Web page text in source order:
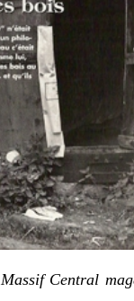
Massif Central